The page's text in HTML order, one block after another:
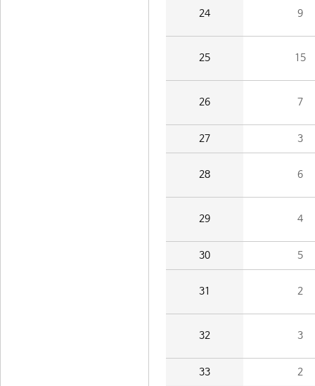
24 9
25 15
26 7
27 3
28 6
29 4
30 5
31 2
32 3
33 2